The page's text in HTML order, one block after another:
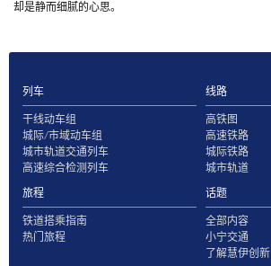
却是静而细腻的心思。
列车
干线动车组
城际/市域动车组
城市轨道交通列车
高速综合检测列车
线路
高铁图
高速铁路
城际铁路
城市轨道
旅程
铁道搭乘指南
热门旅程
话题
全部内容
小宁交通
了解慧伊创新